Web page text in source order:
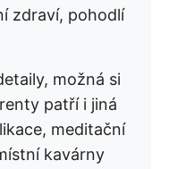
zdraví, pohodlí
možná si
patří i jiná
meditační
kavárny